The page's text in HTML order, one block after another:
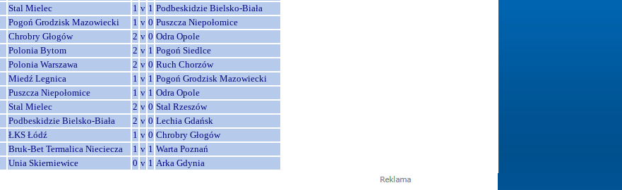
Stal Mielec 1 v 1 Podbeskidzie Bielsko-Biała
Pogoń Grodzisk Mazowiecki 1 v 0 Puszcza Niepołomice
Chrobry Głogów 2 v 0 Odra Opole
Polonia Bytom 2 v 1 Pogoń Siedlce
Polonia Warszawa 2 v 0 Ruch Chorzów
Miedź Legnica 1 v 1 Pogoń Grodzisk Mazowiecki
Puszcza Niepołomice 1 v 1 Odra Opole
Stal Mielec 2 v 0 Stal Rzeszów
Podbeskidzie Bielsko-Biała 2 v 0 Lechia Gdańsk
ŁKS Łódź 1 v 0 Chrobry Głogów
Bruk-Bet Termalica Nieciecza 1 v 1 Warta Poznań
Unia Skierniewice 0 v 1 Arka Gdynia